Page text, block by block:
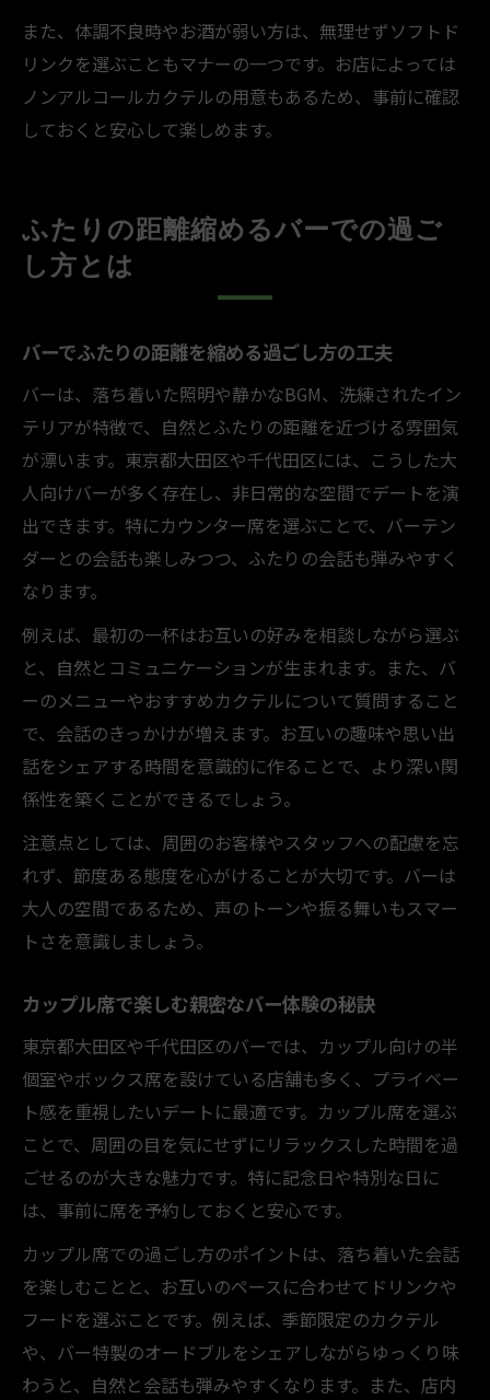
また、体調不良時やお酒が弱い方は、無理せずソフトド
リンクを選ぶこともマナーの一つです。お店によっては
ノンアルコールカクテルの用意もあるため、事前に確認
しておくと安心して楽しめます。
ふたりの距離縮めるバーでの過ご
し方とは
バーでふたりの距離を縮める過ごし方の工夫
バーは、落ち着いた照明や静かなBGM、洗練されたイン
テリアが特徴で、自然とふたりの距離を近づける雰囲気
が漂います。東京都大田区や千代田区には、こうした大
人向けバーが多く存在し、非日常的な空間でデートを演
出できます。特にカウンター席を選ぶことで、バーテン
ダーとの会話も楽しみつつ、ふたりの会話も弾みやすく
なります。
例えば、最初の一杯はお互いの好みを相談しながら選ぶ
と、自然とコミュニケーションが生まれます。また、バ
ーのメニューやおすすめカクテルについて質問すること
で、会話のきっかけが増えます。お互いの趣味や思い出
話をシェアする時間を意識的に作ることで、より深い関
係性を築くことができるでしょう。
注意点としては、周囲のお客様やスタッフへの配慮を忘
れず、節度ある態度を心がけることが大切です。バーは
大人の空間であるため、声のトーンや振る舞いもスマー
トさを意識しましょう。
カップル席で楽しむ親密なバー体験の秘訣
東京都大田区や千代田区のバーでは、カップル向けの半
個室やボックス席を設けている店舗も多く、プライベー
ト感を重視したいデートに最適です。カップル席を選ぶ
ことで、周囲の目を気にせずにリラックスした時間を過
ごせるのが大きな魅力です。特に記念日や特別な日に
は、事前に席を予約しておくと安心です。
カップル席での過ごし方のポイントは、落ち着いた会話
を楽しむことと、お互いのペースに合わせてドリンクや
フードを選ぶことです。例えば、季節限定のカクテル
や、バー特製のオードブルをシェアしながらゆっくり味
わうと、自然と会話も弾みやすくなります。また、店内